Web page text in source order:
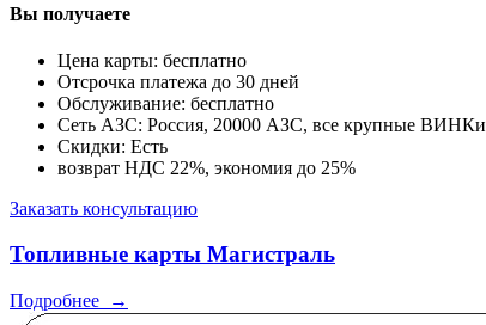
Вы получаете
Цена карты: бесплатно
Отсрочка платежа до 30 дней
Обслуживание: бесплатно
Сеть АЗС: Россия, 20000 АЗС, все крупные ВИНКи
Скидки: Есть
возврат НДС 22%, экономия до 25%
Заказать консультацию
Топливные карты Магистраль
Подробнее →